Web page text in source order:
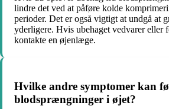
lindre det ved at påføre kolde
perioder. Det er også vigtigt at undgå at
yderligere. Hvis ubehaget vedvarer eller
kontakte en øjenlæge.
Hvilke andre symptomer kan
blodsprængninger i øjet?